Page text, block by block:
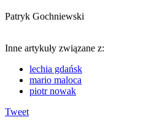
Patryk Gochniewski
Inne artykuły związane z:
lechia gdańsk
mario maloca
piotr nowak
Tweet